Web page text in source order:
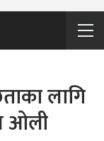
लागि
ओली